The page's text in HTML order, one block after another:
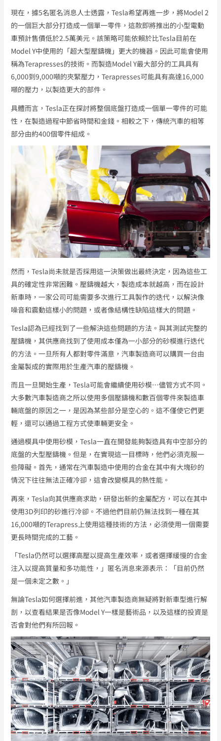
現在，據5名匿名消息人士透露，Tesla希望再進一步，將Model 2
的一個巨大部分打造成一個單一零件，這款即將推出的小型電動
車預計售價低於2.5萬美元。該策略可能依賴於比Tesla目前在
Model Y中使用的「超大型壓鑄機」更大的機器。因此可能會使用
稱為Terapresses的技術。而製造Model Y最大部分的工具具有
6,000到9,000噸的夾緊壓力，Terapresses可能具有高達16,000
噸的壓力，以製造更大的部件。
具體而言，Tesla正在探討將整個底盤打造成一個單一零件的可能
性，在製造過程中節省時間和金錢。相較之下，傳統汽車的相等
部分由約400個零件組成。
然而，Tesla尚未就是否採用這一決策做出最終決定，因為這些工
具的確定性非常困難。壓鑄機越大，製造成本就越高，而在設計
新車時，一家公司可能需要多次進行工具製作的迭代，以解決像
噪音和震動這樣小的問題，或者像結構性缺陷這樣大的問題。
Tesla認為已經找到了一些解決這些問題的方法。與其測試完整的
壓鑄機，其供應商找到了使用成本僅為一小部分的砂模進行迭代
的方法。一旦所有人都對零件滿意，汽車製造商可以購買一台由
金屬製成的實際用於生產汽車的壓鑄機。
而且一旦開始生產，Tesla可能會繼續使用砂模…儘管方式不同。
大多數汽車製造商之所以使用多個壓鑄機和數百個零件來製造車
輛底盤的原因之一，是因為某些部分是空心的。這不僅使它們更
輕，還可以通過工程方式使車輛更安全。
通過模具中使用砂模，Tesla一直在開發能夠製造具有中空部分的
底盤的大型壓鑄機。但是，在實現這一目標時，他們必須克服一
些障礙。首先，通常在汽車製造中使用的合金在其中有大塊砂的
情況下往往無法正確冷卻，這會改變模具的熱性能。
再來，Tesla向其供應商求助，研發出新的金屬配方，可以在其中
使用3D列印的砂進行冷卻。不過他們目前仍無法找到一種在其
16,000噸的terapress上使用這種技術的方法，必須使用一個需要
更長時間完成的工藝。
「Tesla仍然可以選擇高壓以提高生產效率，或者選擇緩慢的合金
注入以提高質量和多功能性，」匿名消息來源表示：「目前仍然
是一個未定之數。」
無論Tesla如何選擇前進，其他汽車製造商無疑將對新車型進行解
剖，以查看結果是否像Model Y一樣是藝術品，以及這樣的投資是
否會對他們有所回報。